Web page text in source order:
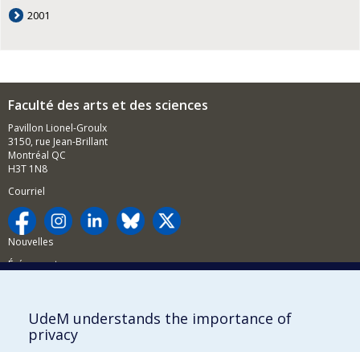
2001
Faculté des arts et des sciences
Pavillon Lionel-Groulx
3150, rue Jean-Brillant
Montréal QC
H3T 1N8
Courriel
Nouvelles
Événements
BESOIN D'AIDE?
Plan du site
UdeM understands the importance of
privacy